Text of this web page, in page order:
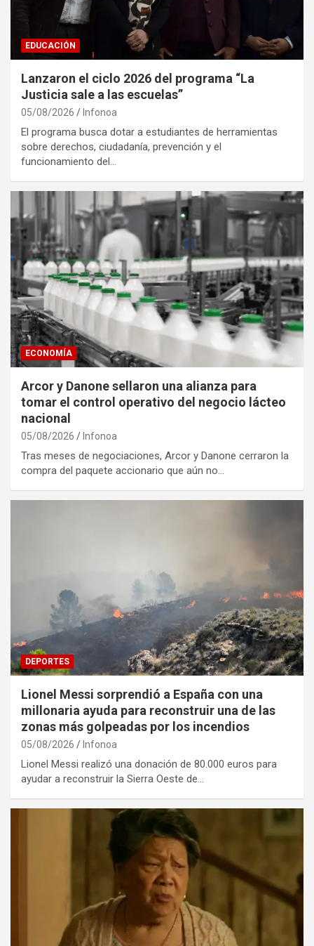
EDUCACIÓN
Lanzaron el ciclo 2026 del programa “La
Justicia sale a las escuelas”
05/08/2026 Infonoa
El programa busca dotar a estudiantes de herramientas
sobre derechos, ciudadanía, prevención y el
funcionamiento del…
ECONOMÍA
Arcor y Danone sellaron una alianza para
tomar el control operativo del negocio lácteo
nacional
05/08/2026 Infonoa
Tras meses de negociaciones, Arcor y Danone cerraron la
compra del paquete accionario que aún no…
DEPORTES
Lionel Messi sorprendió a España con una
millonaria ayuda para reconstruir una de las
zonas más golpeadas por los incendios
05/08/2026 Infonoa
Lionel Messi realizó una donación de 80.000 euros para
ayudar a reconstruir la Sierra Oeste de…